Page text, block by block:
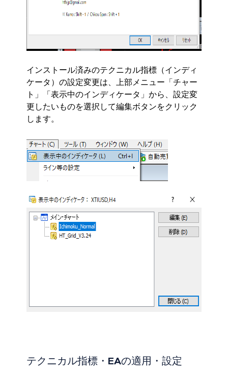
インストール済みのテクニカル指標（インディ
ケータ）の設定変更は、上部メニュー「チャー
ト」「表示中のインディケータ」から、設定変
更したいものを選択して編集ボタンをクリック
します。
テクニカル指標・EAの適用・設定